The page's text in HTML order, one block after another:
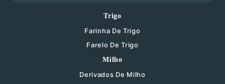
Trigo
Farinha De Trigo
Farelo De Trigo
Milho
Derivados De Milho